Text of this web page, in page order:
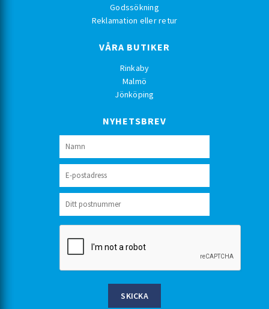
Godssökning
Reklamation eller retur
VÅRA BUTIKER
Rinkaby
Malmö
Jönköping
NYHETSBREV
SKICKA